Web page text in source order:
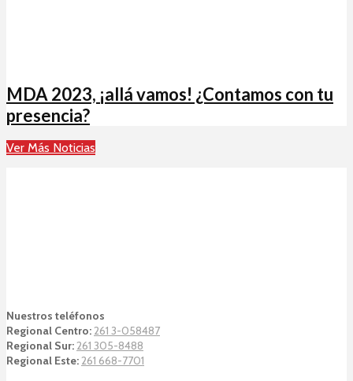
MDA 2023, ¡allá vamos! ¿Contamos con tu
presencia?
Ver Más Noticias
Nuestros teléfonos
Regional Centro: 261 3-058487
Regional Sur: 261 305-8488
Regional Este: 261 668-7701